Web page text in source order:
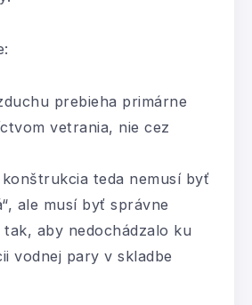
prebieha primárne
vetrania, nie cez
teda nemusí byť
ale musí byť správne
aby nedochádzalo ku
vodnej pary v skladbe